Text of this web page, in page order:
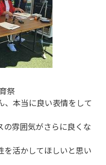
祭
、本当に良い表情をして
の雰囲気がさらに良くな
を活かしてほしいと思い